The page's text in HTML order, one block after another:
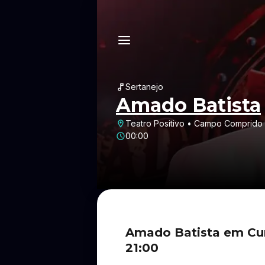
Sertanejo
Amado Batista
Teatro Positivo • Campo Comprido
00:00
Amado Batista em
21:00